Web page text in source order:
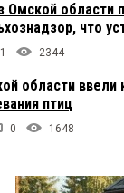
Омской области
что
1 2344
области ввели
птиц
0 1648